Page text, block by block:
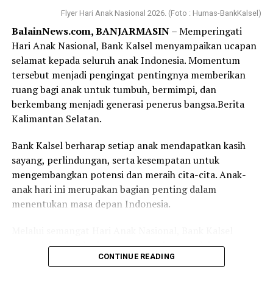
nomor antrean. Yang membuat saya terkesan, bahkan
sebelum formulir selesai saya isi, nomor antrean saya
sudah dipanggil. Proses pembukaan rekening
berlangsung cepat, tertib, dan pelayanan yang diberikan
terasa ramah serta membantu.
Bagi sebagian orang, membuka rekening mungkin
merupakan hal biasa. Namun bagi saya, hari ini menjadi
sekadar buku tabungan, melainkan ikhtiar kecil untuk
mendekatkan diri pada impian besar, yaitu memenuhi
panggilan Allah SWT ke Tanah Suci.
Terima kasih kepada Bank Kalsel Syariah atas pelayanan
Semoga langkah kecil ini menjadi awal yang diberkahi
dan membawa saya menuju kesempatan menunaikan
Flyer Hari Anak Nasional 2026. (Foto : Humas-BankKalsel)
BalainNews.com, BANJARMASIN– Memperingati
Hari Anak Nasional, Bank Kalsel menyampaikan ucapan
selamat kepada seluruh anak Indonesia. Momentum
tersebut menjadi pengingat pentingnya memberikan
ruang bagi anak untuk tumbuh, bermimpi, dan
berkembang menjadi generasi penerus bangsa.Berita
Kalimantan Selatan.
Bank Kalsel berharap setiap anak mendapatkan kasih
sayang, perlindungan, serta kesempatan untuk
mengembangkan potensi dan meraih cita-cita. Anak-
anak hari ini merupakan bagian penting dalam
menentukan masa depan Indonesia.
mengajak seluruh elemen masyarakat untuk bersama-
sama menciptakan lingkungan yang aman, nyaman, dan
CONTINUE READING